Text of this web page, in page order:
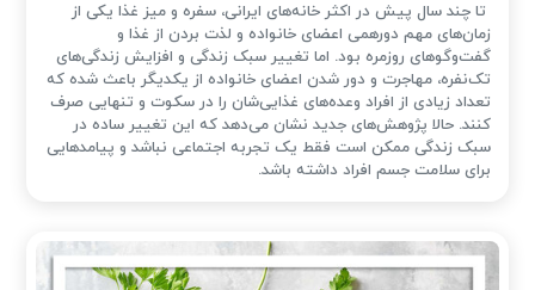
تا چند سال پیش در اکثر خانه‌های ایرانی، سفره و میز غذا یکی از
زمان‌های مهم دورهمی اعضای خانواده و لذت بردن از غذا و
گفت‌وگوهای روزمره بود. اما تغییر سبک زندگی و افزایش زندگی‌های
تک‌نفره، مهاجرت و دور شدن اعضای خانواده از یکدیگر باعث شده که
تعداد زیادی از افراد وعده‌های غذایی‌شان را در سکوت و تنهایی صرف
کنند. حالا پژوهش‌های جدید نشان می‌دهد که این تغییر ساده در
سبک زندگی ممکن است فقط یک تجربه اجتماعی نباشد و پیامدهایی
برای سلامت جسم افراد داشته باشد.